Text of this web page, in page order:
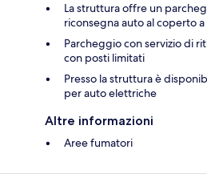
La struttura offre un
riconsegna auto al coperto
Parcheggio con servizio di
con posti limitati
Presso la struttura è
per auto elettriche
Altre informazioni
Aree fumatori